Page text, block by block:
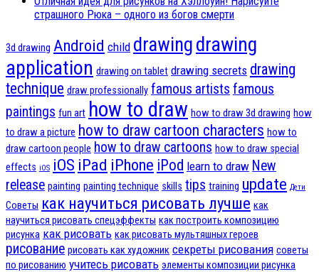
страшного Рюка – одного из богов смерти
3d drawing Android child drawingdrawing
application drawing on tablet drawing secrets drawing
technique draw professionally famous artists famous
paintings fun art how to draw how to draw 3d drawing how
to draw a picture how to draw cartoon characters how to
draw cartoon people how to draw cartoons how to draw special
effects iOS iOS iPad iPhone iPod learn to draw New
release painting painting technique skills tips training update Дети
Советы как научиться рисовать лучше как
научиться рисовать спецэффекты как построить композицию
рисунка как рисовать как рисовать мультяшных героев
рисование рисовать как художник секреты рисования советы
по рисованию учитесь рисовать элементы композиции рисунка